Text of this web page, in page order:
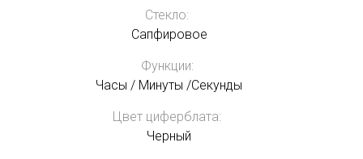
Стекло:
Сапфировое
Функции:
Часы / Минуты /Секунды
Цвет циферблата:
Черный